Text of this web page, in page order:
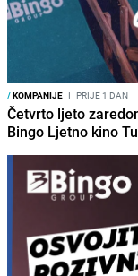
/KOMPANIJE I PRIJE 1 DAN
Četvrto ljeto
Bingo Ljetno kino